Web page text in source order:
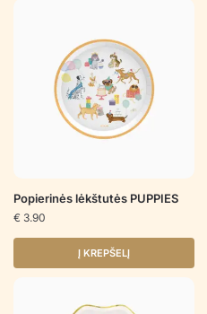
Popierinės lėkštutės PUPPIES
€ 3.90
Į KREPŠELĮ